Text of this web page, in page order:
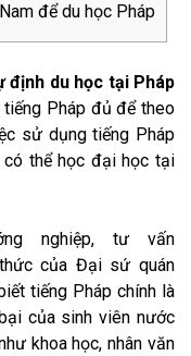
để du học Pháp
định du học tại Pháp
Pháp đủ để theo
sử dụng tiếng Pháp
thể học đại học tại
nghiệp, tư vấn
của Đại sứ quán
tiếng Pháp chính là
của sinh viên nước
khoa học, nhân văn